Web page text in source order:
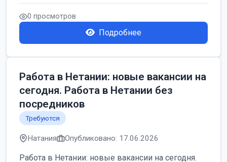
0 просмотров
Подробнее
Работа в Нетании: новые вакансии на
сегодня. Работа в Нетании без
посредников
Требуются
Натания Опубликовано: 17.06.2026
Работа в Нетании: новые вакансии на сегодня.